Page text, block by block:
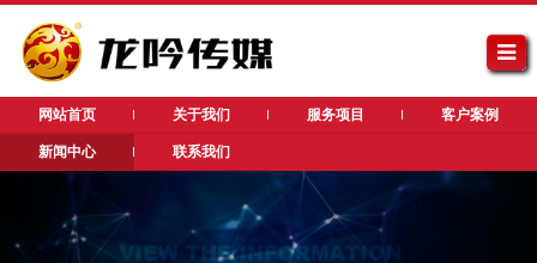
网站首页 关于我们 服务项目 客户案例
新闻中心 联系我们